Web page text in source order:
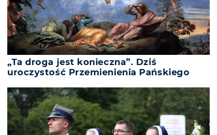
„Ta droga jest konieczna”. Dziś
uroczystość Przemienienia Pańskiego